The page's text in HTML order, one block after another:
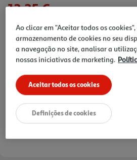
13,35 €
Notas de preparação
Ao clicar em "Aceitar todos os
armazenamento de cookies no seu
a navegação no site, analisar a
nossas iniciativas de marketing.
Aceitar todos os cookies
Definições de cookies